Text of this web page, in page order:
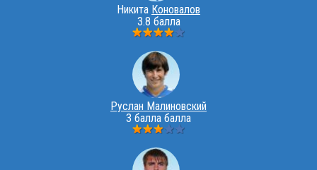
Никита Коновалов
3.8 балла
Руслан Малиновский
3 балла балла